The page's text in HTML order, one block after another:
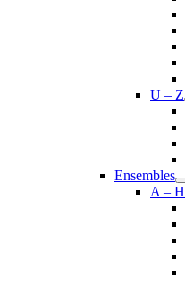
U – Z
Ensembles
A – H